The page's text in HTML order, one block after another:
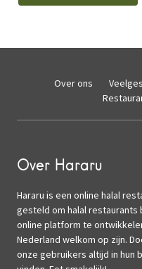
Over ons
Over Hararu
Hararu is een online halal
gesteld om halal
online platform te
Nederland welkom op zijn.
onze gebruikers altijd in hun